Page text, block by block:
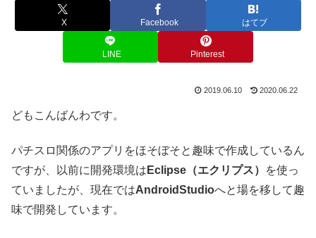
X Facebook はてブ
LINE Pinterest
2019.06.10 2020.06.22
どもこんばんわです。
パチスロ関係のアプリをほそぼそと趣味で作成しているん
ですが、以前に開発環境は Eclipse（エクリプス）
を使っ
ていましたが、現在ではAndroidStudioへと場を移して趣
味で開発しています。